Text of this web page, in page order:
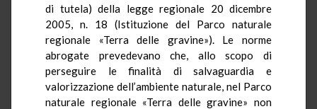
di tutela) della legge regionale 20 dicembre
2005, n. 18 (Istituzione del Parco naturale
regionale «Terra delle gravine»). Le norme
abrogate prevedevano che, allo scopo di
perseguire le finalità di salvaguardia e
valorizzazione dell’ambiente naturale, nel Parco
naturale regionale «Terra delle gravine» non